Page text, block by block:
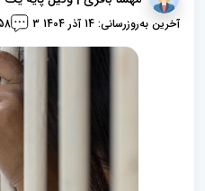
آخرین به‌روزرسانی: 14 آذر 1404 3